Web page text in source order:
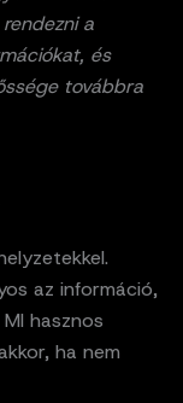
a
és
továbbra
az információ,
hasznos
ha nem